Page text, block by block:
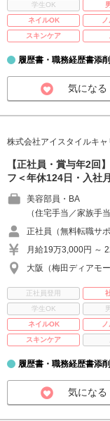
学生OK
ネイルOK
スキンケア
履歴書・職務経歴書添
気になる
株式会社アイスタイルキャ
【正社員・賞与年2回
フ＜年休124日・入社
美容部員・BA
（住宅手当／家族手
正社員（無料転職サポ
月給19万3,000円 ～
大阪（梅田ディアモー
正社員登用
学生OK
ネイルOK
スキンケア
履歴書・職務経歴書添
気になる